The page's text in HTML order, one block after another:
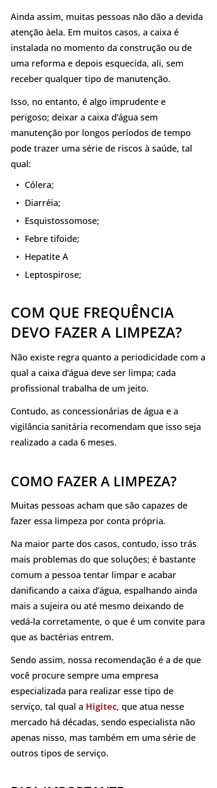
Ainda assim, muitas pessoas não dão a devida
atenção àela. Em muitos casos, a caixa é
instalada no momento da construção ou de
uma reforma e depois esquecida, ali, sem
receber qualquer tipo de manutenção.
Isso, no entanto, é algo imprudente e
perigoso; deixar a caixa d’água sem
manutenção por longos períodos de tempo
pode trazer uma série de riscos à saúde, tal
qual:
Cólera;
Diarréia;
Esquistossomose;
Febre tifoide;
Hepatite A
Leptospirose;
COM QUE FREQUÊNCIA
DEVO FAZER A LIMPEZA?
Não existe regra quanto a periodicidade com a
qual a caixa d’água deve ser limpa; cada
profissional trabalha de um jeito.
Contudo, as concessionárias de água e a
vigilância sanitária recomendam que isso seja
realizado a cada 6 meses.
COMO FAZER A LIMPEZA?
Muitas pessoas acham que são capazes de
fazer essa limpeza por conta própria.
Na maior parte dos casos, contudo, isso trás
mais problemas do que soluções; é bastante
comum a pessoa tentar limpar e acabar
danificando a caixa d’água, espalhando ainda
mais a sujeira ou até mesmo deixando de
vedá-la corretamente, o que é um convite para
que as bactérias entrem.
Sendo assim, nossa recomendação é a de que
você procure sempre uma empresa
especializada para realizar esse tipo de
serviço, tal qual a Higitec, que atua nesse
mercado há décadas, sendo especialista não
apenas nisso, mas também em uma série de
outros tipos de serviço.